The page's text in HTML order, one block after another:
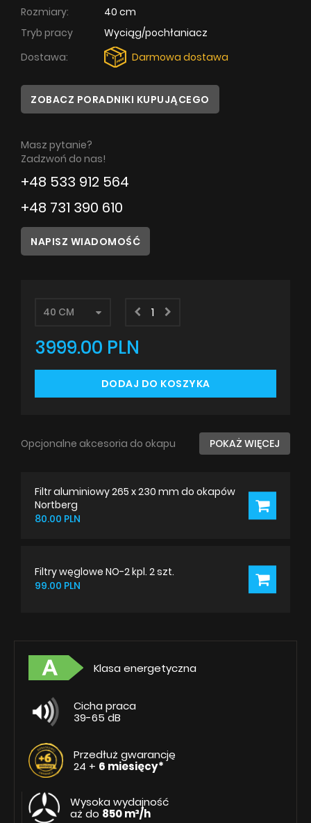
Poradnik
Serwis
Rozmiary:
40 cm
Tryb pracy
Wyciąg/pochłaniacz
Dostawa:
Darmowa dostawa
ZOBACZ PORADNIKI KUPUJĄCEGO
Masz pytanie?
Zadzwoń do nas!
+48 533 912 564
+48 731 390 610
NAPISZ WIADOMOŚĆ
3999.00 PLN
DODAJ DO KOSZYKA
Opcjonalne akcesoria do okapu POKAŻ WIĘCEJ
Filtr aluminiowy 265 x 230 mm do okapów
Nortberg
80.00 PLN
Filtry węglowe NO-2 kpl. 2 szt.
99.00 PLN
Klasa energetyczna
Cicha praca
39-65 dB
Przedłuż gwarancję
24 + 6 miesięcy*
Wysoka wydajność
aż do 850 m³/h